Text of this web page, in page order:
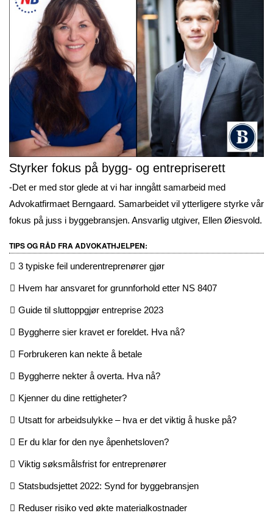
Styrker fokus på bygg- og entrepriserett
-Det er med stor glede at vi har inngått samarbeid med
Advokatfirmaet Berngaard. Samarbeidet vil ytterligere styrke vår
fokus på juss i byggebransjen. Ansvarlig utgiver, Ellen Øiesvold.
TIPS OG RÅD FRA ADVOKATHJELPEN:
3 typiske feil underentreprenører gjør
Hvem har ansvaret for grunnforhold etter NS 8407
Guide til sluttoppgjør entreprise 2023
Byggherre sier kravet er foreldet. Hva nå?
Forbrukeren kan nekte å betale
Byggherre nekter å overta. Hva nå?
Kjenner du dine rettigheter?
Utsatt for arbeidsulykke – hva er det viktig å huske på?
Er du klar for den nye åpenhetsloven?
Viktig søksmålsfrist for entreprenører
Statsbudsjettet 2022: Synd for byggebransjen
Reduser risiko ved økte materialkostnader